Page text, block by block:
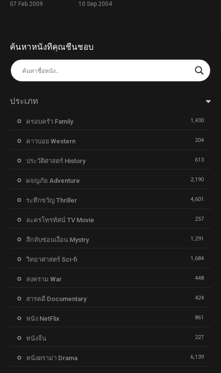
07 Feb 2009 10 Sep 2004
ค้นหาหนังที่คุณชื่นชอบ
ประเภท
ครอบครัว Family 1,430
คาวบอย Western 204
ประวัติศาสตร์ History 613
ผจญภัย Adventure 2,190
ระทึกขวัญ Thriller 4,601
ละครโทรทัศน์ TV Movie 257
ลึกลับซ่อนเงื่อน Mystry 1,291
วิทยาศาสตร์ Sci-fi 1,684
สงคราม War 448
สารคดี Documentary 424
หนัง NetFlix 861
หนังจีน 227
หนังดราม่า Drama 6,139